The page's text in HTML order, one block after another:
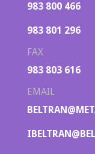
983 800 466
983 801 296
FAX
983 803 616
EMAIL